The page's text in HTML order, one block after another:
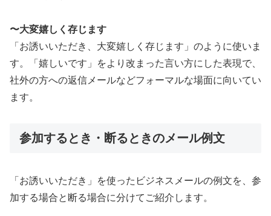
〜大変嬉しく存じます
「お誘いいただき、大変嬉しく存じます」のように使いま
す。「嬉しいです」をより改まった言い方にした表現で、
社外の方への返信メールなどフォーマルな場面に向いてい
ます。
参加するとき・断るときのメール例文
「お誘いいただき」を使ったビジネスメールの例文を、参
加する場合と断る場合に分けてご紹介します。